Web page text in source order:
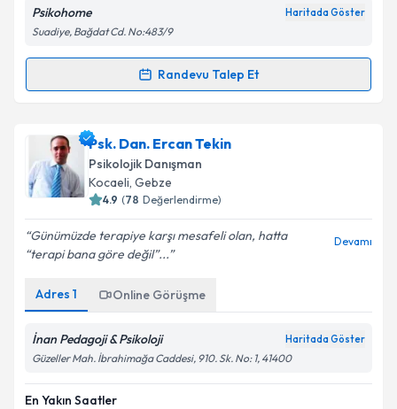
Metni
'ni okudum ve kişisel verilerimin belirtilen
kapsamda işlenmesini kabul ediyorum.
Takvim Talebini Gönder
Psikohome Haritada Göster
Suadiye, Bağdat Cd. No:483/9
Randevu Talep Et
Randevu Takvimi Talebi
Uzm. Psk. Elif Özorpakiçin randevu takvimi talebi
oluşturun. Size bu uzmandan randevu almanız için bir
takvim hazırlandığında e-posta ile bilgilendireceğiz.
Kişisel verilerimin işlenmesine ilişkin
Metni'ni okudum ve kişisel verilerimin belirtilen
kapsamda işlenmesini kabul ediyorum.
Psk. Dan. Ercan Tekin
Psikolojik Danışman
Kocaeli, Gebze
4.9 (78 Değerlendirme)
Günümüzde terapiye karşı mesafeli olan, hatta
“terapi bana göre değil”...
Devamı
Adres 1 Online Görüşme
İnan Pedagoji & Psikoloji Haritada Göster
Güzeller Mah. İbrahimağa Caddesi, 910. Sk. No: 1, 41400
En Yakın Saatler